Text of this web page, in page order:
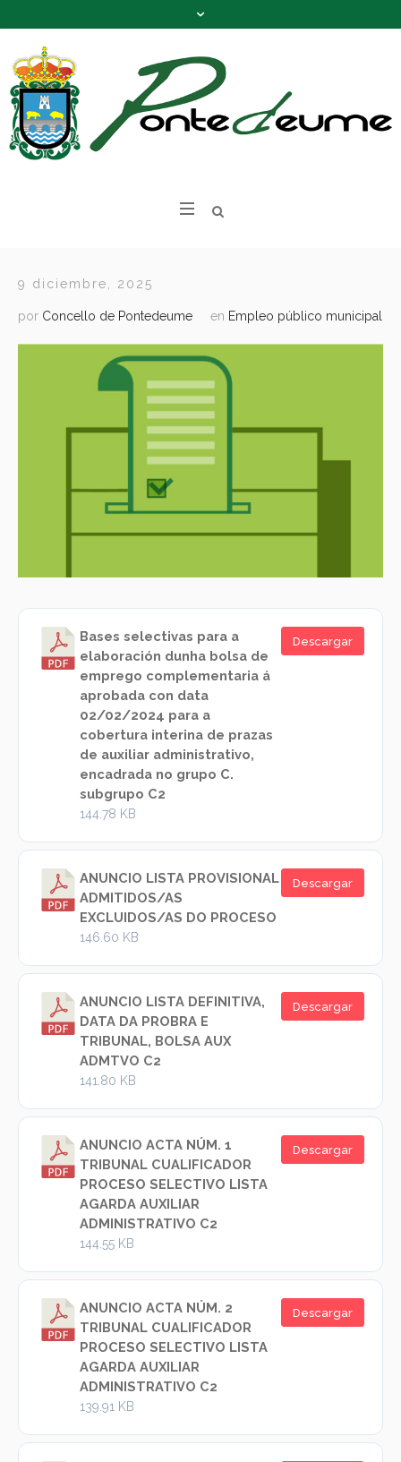
9 diciembre, 2025
por Concello de Pontedeume en Empleo público municipal
Bases selectivas para a
elaboración dunha bolsa de
emprego complementaria á
aprobada con data
02/02/2024 para a
cobertura interina de prazas
de auxiliar administrativo,
encadrada no grupo C.
subgrupo C2
144.78 KB
Descargar
ANUNCIO LISTA PROVISIONAL
ADMITIDOS/AS
EXCLUIDOS/AS DO PROCESO
146.60 KB
Descargar
ANUNCIO LISTA DEFINITIVA,
DATA DA PROBRA E
TRIBUNAL, BOLSA AUX
ADMTVO C2
141.80 KB
Descargar
ANUNCIO ACTA NÚM. 1
TRIBUNAL CUALIFICADOR
PROCESO SELECTIVO LISTA
AGARDA AUXILIAR
ADMINISTRATIVO C2
144.55 KB
Descargar
ANUNCIO ACTA NÚM. 2
TRIBUNAL CUALIFICADOR
PROCESO SELECTIVO LISTA
AGARDA AUXILIAR
ADMINISTRATIVO C2
139.91 KB
Descargar